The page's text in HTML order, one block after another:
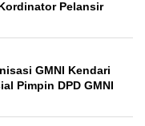
Pelansir
GMNI Kendari
Pimpin DPD GMNI